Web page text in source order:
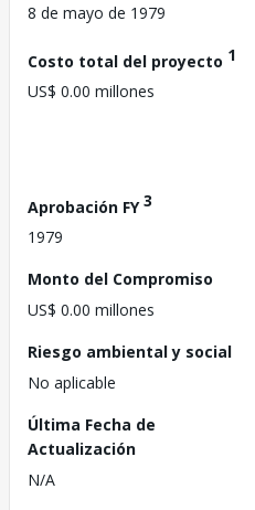
8 de mayo de 1979
Costo total del proyecto 1
US$ 0.00 millones
Aprobación FY3
1979
Monto del Compromiso
US$ 0.00 millones
Riesgo ambiental y social
No aplicable
Última Fecha de
Actualización
N/A